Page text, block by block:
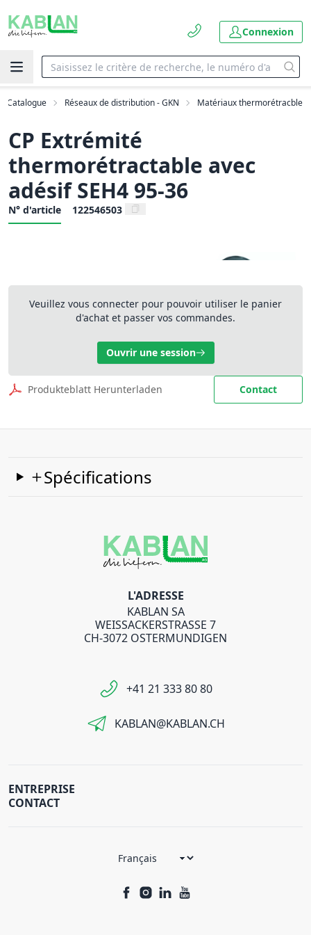
Connexion
Catalogue Réseaux de distribution - GKN Matériaux thermorétracble
CP Extrémité
thermorétractable avec
adésif SEH4 95-36
N° d'article 122546503
Veuillez vous connecter pour pouvoir utiliser le panier
d'achat et passer vos commandes.
Ouvrir une session
Produkteblatt Herunterladen Contact
Spécifications
L'ADRESSE
KABLAN SA
WEISSACKERSTRASSE 7
CH-3072 OSTERMUNDIGEN
+41 21 333 80 80
KABLAN@KABLAN.CH
ENTREPRISE
CONTACT